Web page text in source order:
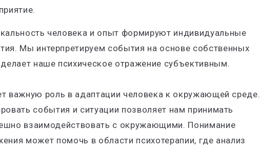
человека и опыт формируют индивидуальные
Мы интерпретируем события на основе собственных
наше психическое отражение субъективным.
важную роль в адаптации человека к окружающей среде.
события и ситуации позволяет нам принимать
взаимодействовать с окружающими. Понимание
может помочь в области психотерапии, где анализ